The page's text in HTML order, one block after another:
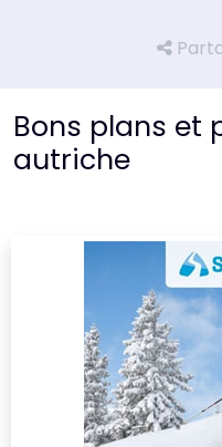
Bons plans et
autriche